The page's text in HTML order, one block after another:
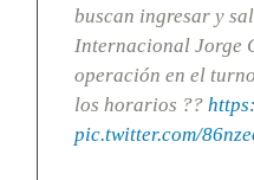
buscan ingresar y
Internacional Jorge
operación en el
los horarios ??
pic.twitter.com/